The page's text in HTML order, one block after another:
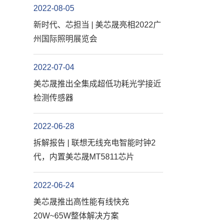
2022-08-05
新时代、芯担当 | 美芯晟亮相2022广
州国际照明展览会
2022-07-04
美芯晟推出全集成超低功耗光学接近
检测传感器
2022-06-28
拆解报告 | 联想无线充电智能时钟2
代，内置美芯晟MT5811芯片
2022-06-24
美芯晟推出高性能有线快充
20W~65W整体解决方案